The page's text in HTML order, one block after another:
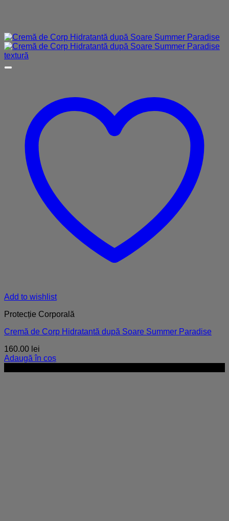
Add to wishlist
Protecție Corporală
Cremă de Corp Hidratantă după Soare Summer Paradise
160.00 lei
Adaugă în coș